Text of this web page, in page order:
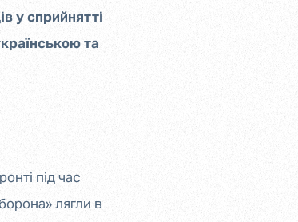
у сприйнятті
та
під час
лягли в